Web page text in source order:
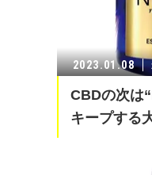
2023.01.08
CBDの次は
キープする